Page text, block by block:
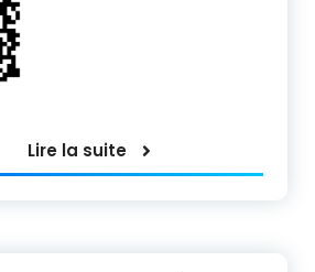
Lire la suite